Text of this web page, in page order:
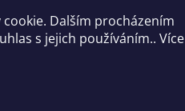
Dalším procházením
s jejich používáním.. Více